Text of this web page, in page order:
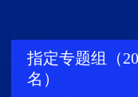
指定专题组（
名）